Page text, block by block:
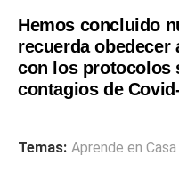
Hemos concluido
recuerda
con los protocolos
contagios de
Temas: Aprende en Casa